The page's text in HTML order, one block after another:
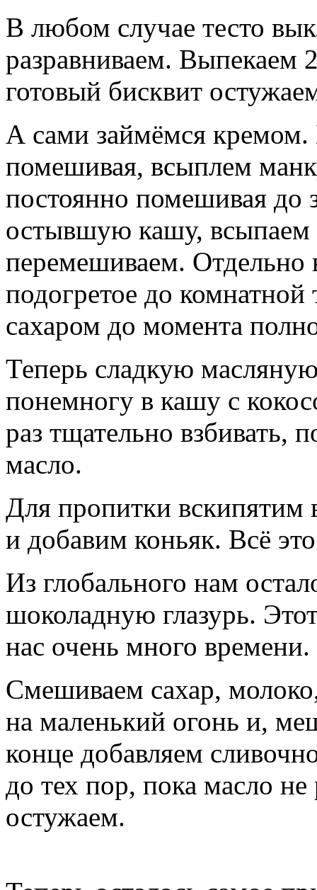
В любом случае тесто
разравниваем. Выпекаем
готовый бисквит
А сами займёмся кремом.
помешивая, всыплем
постоянно помешивая до
остывшую кашу, всыпаем
перемешиваем. Отдельно
подогретое до
сахаром до момента
Теперь сладкую
понемногу в кашу с
раз тщательно взбивать,
масло.
Для пропитки вскипятим
и добавим коньяк. Всё
Из глобального нам
шоколадную глазурь.
нас очень много времени.
Смешиваем сахар,
на маленький огонь и,
конце добавляем
до тех пор, пока масло не
остужаем.